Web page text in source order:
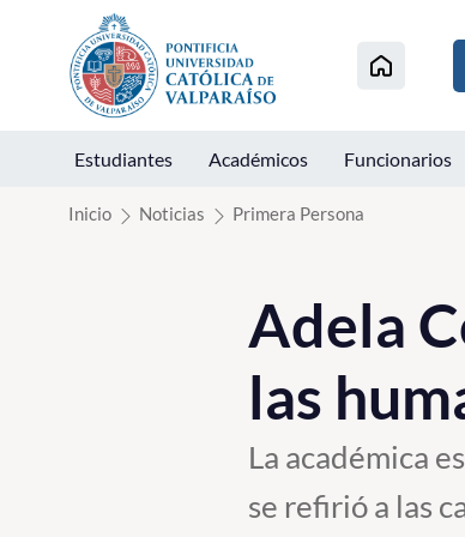
Click acá para ir directamente al contenido
Estudiantes Académicos Funcionarios
Inicio Noticias Primera Persona
Adela
las
La académica
se refirió a las